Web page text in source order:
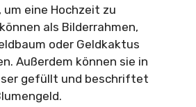
um eine Hochzeit zu
als Bilderrahmen,
oder Geldkaktus
Außerdem können sie in
gefüllt und beschriftet